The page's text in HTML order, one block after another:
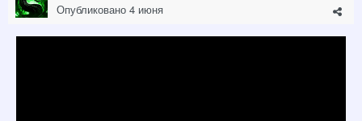
Опубликовано 4 июня